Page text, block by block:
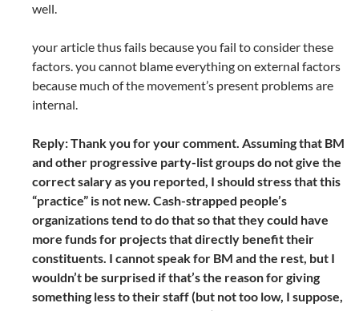
well.
your article thus fails because you fail to consider these
factors. you cannot blame everything on external factors
because much of the movement’s present problems are
internal.
Reply: Thank you for your comment. Assuming that BM
and other progressive party-list groups do not give the
correct salary as you reported, I should stress that this
“practice” is not new. Cash-strapped people’s
organizations tend to do that so that they could have
more funds for projects that directly benefit their
constituents. I cannot speak for BM and the rest, but I
wouldn’t be surprised if that’s the reason for giving
something less to their staff (but not too low, I suppose,